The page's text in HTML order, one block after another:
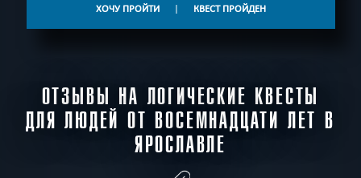
ХОЧУ ПРОЙТИ | КВЕСТ ПРОЙДЕН
ОТЗЫВЫ НА ЛОГИЧЕСКИЕ КВЕСТЫ
ДЛЯ ЛЮДЕЙ ОТ ВОСЕМНАДЦАТИ ЛЕТ В
ЯРОСЛАВЛЕ